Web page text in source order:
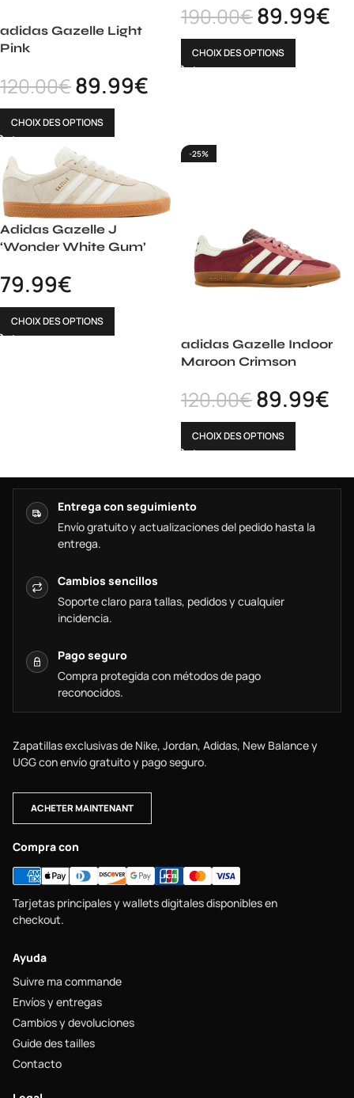
adidas Gazelle Light
Pink
120.00€89.99€
CHOIX DES OPTIONS
190.00€89.99€
CHOIX DES OPTIONS
Adidas Gazelle J
‘Wonder White Gum’
79.99€
CHOIX DES OPTIONS
-25%
adidas Gazelle Indoor
Maroon Crimson
120.00€89.99€
CHOIX DES OPTIONS
Entrega con seguimiento
Envío gratuito y actualizaciones del pedido hasta la
entrega.
Cambios sencillos
Soporte claro para tallas, pedidos y cualquier
incidencia.
Pago seguro
Compra protegida con métodos de pago
reconocidos.
Zapatillas exclusivas de Nike, Jordan, Adidas, New Balance y
UGG con envío gratuito y pago seguro.
ACHETER MAINTENANT
Compra con
Tarjetas principales y wallets digitales disponibles en
checkout.
Ayuda
Suivre ma commande
Envíos y entregas
Cambios y devoluciones
Guide des tailles
Contacto